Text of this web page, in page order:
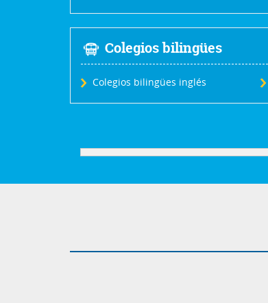
Colegios bilingües
Colegios bilingües inglés